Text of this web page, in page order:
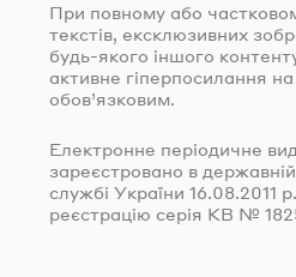
При повному або
текстів, ексклюзивних
будь-якого іншого
активне гіперпосилання на
обов’язковим.
Електронне періодичне
зареєстровано в
службі України 16.08.2011
реєстрацію серія КВ №